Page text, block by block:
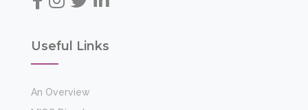
Useful Links
An Overview